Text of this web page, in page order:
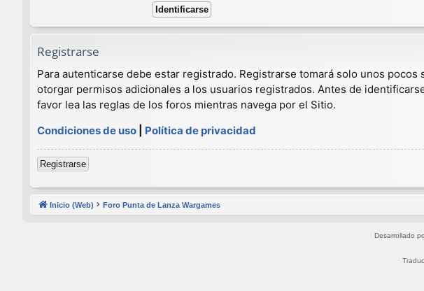
Registrarse
Para autenticarse debe estar registrado. Registrarse tomará solo unos
otorgar permisos adicionales a los usuarios registrados. Antes de
favor lea las reglas de los foros mientras navega por el Sitio.
Condiciones de uso
Política de privacidad
Registrarse
Inicio (Web) Foro Punta de Lanza Wargames
Desarrollado